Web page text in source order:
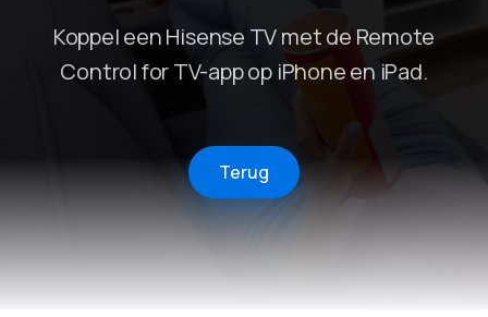
Koppel een Hisense TV met de Remote
Control for TV-app op iPhone en iPad.
Terug